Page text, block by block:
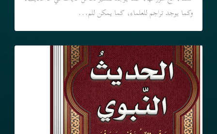
وكما يوجد تراجم للعلماء، كما يمكن للم...